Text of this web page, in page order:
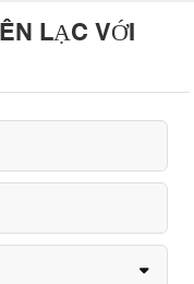
LẠC VỚI